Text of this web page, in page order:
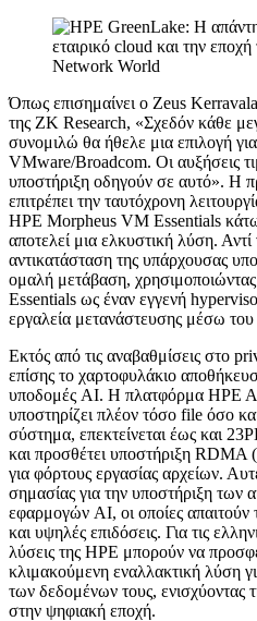
Network World
Όπως επισημαίνει ο Zeus
της ZK Research, «Σχεδόν κάθε
συνομιλώ θα ήθελε μια επιλογή
VMware/Broadcom. Οι αυξήσεις
υποστήριξη οδηγούν σε αυτό». Η
επιτρέπει την ταυτόχρονη
HPE Morpheus VM Essentials
αποτελεί μια ελκυστική λύση.
αντικατάσταση της υπάρχουσας
ομαλή μετάβαση,
Essentials ως έναν εγγενή
εργαλεία μετανάστευσης μέσω
Εκτός από τις αναβαθμίσεις στο
επίσης το χαρτοφυλάκιο
υποδομές AI. Η πλατφόρμα HPE
υποστηρίζει πλέον τόσο file όσο
σύστημα, επεκτείνεται έως και
και προσθέτει υποστήριξη
για φόρτους εργασίας αρχείων.
σημασίας για την υποστήριξη των
εφαρμογών AI, οι οποίες απαιτούν
και υψηλές επιδόσεις. Για τις
λύσεις της HPE μπορούν να
κλιμακούμενη εναλλακτική λύση
των δεδομένων τους, ενισχύοντας
στην ψηφιακή εποχή.